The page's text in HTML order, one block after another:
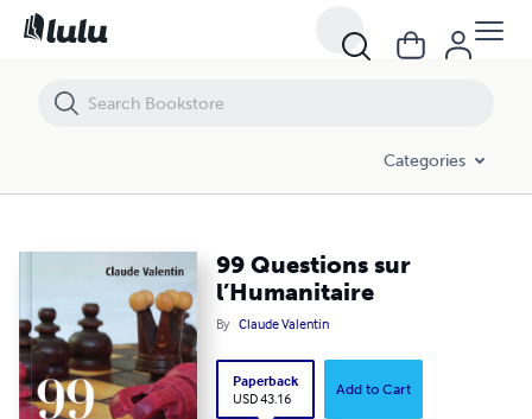
Categories
99 Questions sur
l’Humanitaire
By Claude Valentin
Paperback
USD 43.16
Add to Cart
99 Questions sur l’Humanitaire